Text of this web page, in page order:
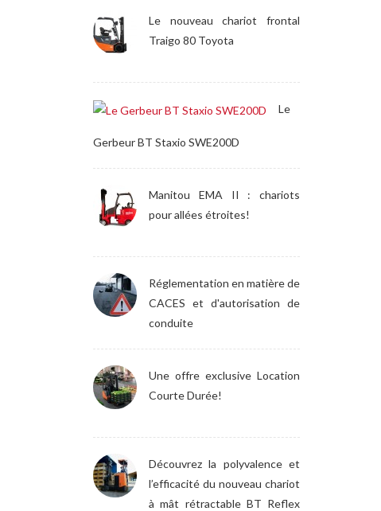
Le nouveau chariot frontal
Traigo 80 Toyota
Le
Gerbeur BT Staxio SWE200D
Manitou EMA II : chariots
pour allées étroites!
Réglementation en matière de
CACES et d'autorisation de
conduite
Une offre exclusive Location
Courte Durée!
Découvrez la polyvalence et
l’efficacité du nouveau chariot
à mât rétractable BT Reflex